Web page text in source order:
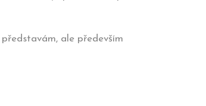
ale především